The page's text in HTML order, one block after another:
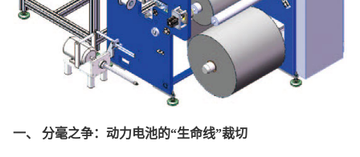
一、 分毫之争：动力电池的“生命线”裁切